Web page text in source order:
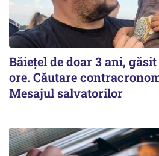
Băiețel de doar 3 ani,
ore. Căutare
Mesajul salvatorilor